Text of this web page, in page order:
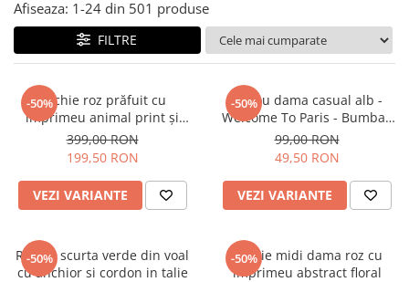
Tricouri si topuri
Rochii de eveniment
Afiseaza: 1-24 din 501 produse
FILTRE
-50%Rochie roz prăfuit cu
imprimeu animal print și
curea
399,00 RON
199,50 RON
VEZI VARIANTE
-50%
Tricou dama casual alb -
Welcome To Paris - Bumbac
Organic
99,00 RON
49,50 RON
VEZI VARIANTE
-50%
Rochie scurta verde din voal
cu anchior si cordon in talie
-50%
Rochie midi dama roz cu
imprimeu abstract floral